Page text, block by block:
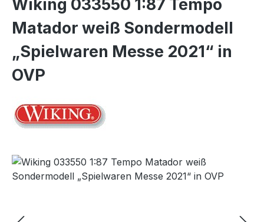
Wiking 033550 1:87 Tempo
Matador weiß Sondermodell
„Spielwaren Messe 2021“ in
OVP
Bildergalerie überspringen